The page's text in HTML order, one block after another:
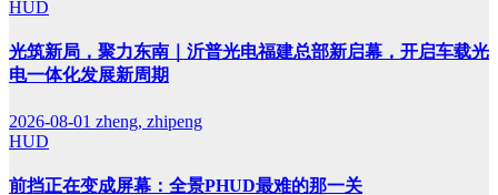
HUD
光筑新局，聚力东南｜沂普光电福建总部新启幕，开启车载光
电一体化发展新周期
2026-08-01 zheng, zhipeng
HUD
前挡正在变成屏幕：全景PHUD最难的那一关